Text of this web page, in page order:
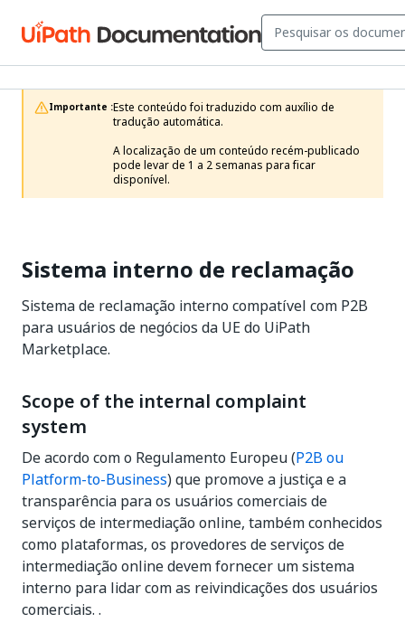
Importante :Este conteúdo foi traduzido com auxílio de
tradução automática.
A localização de um conteúdo recém-publicado
pode levar de 1 a 2 semanas para ficar
disponível.
Sistema interno de reclamação
Sistema de reclamação interno compatível com P2B
para usuários de negócios da UE do UiPath
Marketplace.
Scope of the internal complaint
system
De acordo com o Regulamento Europeu (P2B ou
Platform-to-Business) que promove a justiça e a
transparência para os usuários comerciais de
serviços de intermediação online, também conhecidos
como plataformas, os provedores de serviços de
intermediação online devem fornecer um sistema
interno para lidar com as reivindicações dos usuários
comerciais. .